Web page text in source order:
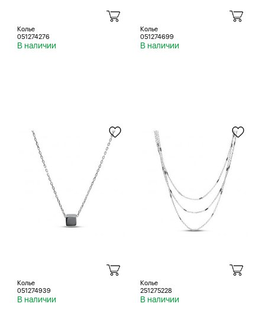
Колье
051274276
В наличии
Колье
051274699
В наличии
Колье
051274939
В наличии
Колье
251275228
В наличии